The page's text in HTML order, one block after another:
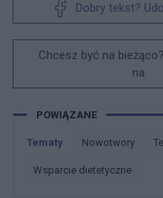
Dobry tekst?
Chcesz być na
na
POWIĄZANE
Tematy Nowotwory
Wsparcie dietetyczne